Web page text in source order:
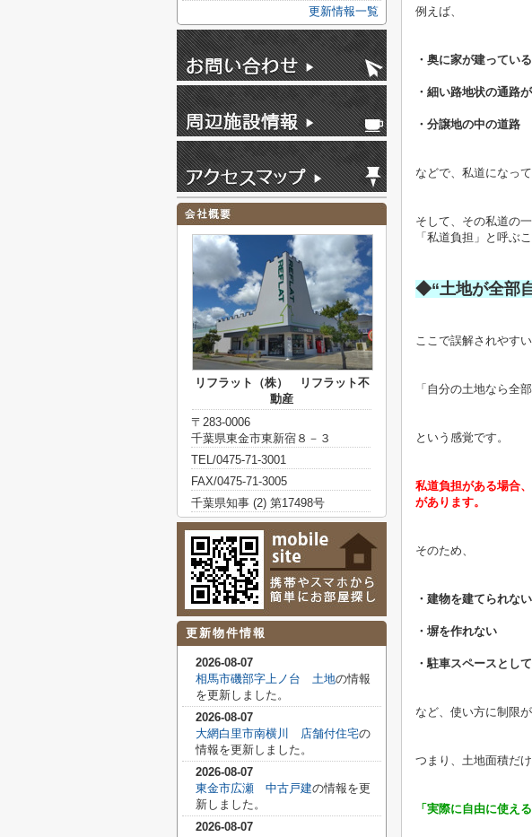
例えば、
・奥に家が建っている
・細い路地状の通路
・分譲地の中の道路
などで、私道になっ
そして、その私道の
「私道負担」と呼ぶ
◆“土地が全部
ここで誤解されやすい
「自分の土地なら全
という感覚です。
私道負担がある場合
があります。
そのため、
・建物を建てられない
・塀を作れない
・駐車スペースとし
など、使い方に制限
つまり、土地面積だ
「実際に自由に使え
更新情報一覧
リフラット（株） リフラット不
動産
〒283-0006
千葉県東金市東新宿８－３
TEL/0475-71-3001
FAX/0475-71-3005
千葉県知事 (2) 第17498号
更新物件情報
2026-08-07
相馬市磯部字上ノ台 土地の情報
を更新しました。
2026-08-07
大網白里市南横川 店舗付住宅の
情報を更新しました。
2026-08-07
東金市広瀬 中古戸建の情報を更
新しました。
2026-08-07